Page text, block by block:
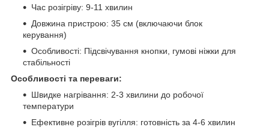
Час розігріву: 9-11 хвилин
Довжина пристрою: 35 см (включаючи блок
керування)
Особливості: Підсвічування кнопки, гумові ніжки для
стабільності
Особливості та переваги:
Швидке нагрівання: 2-3 хвилини до робочої
температури
Ефективне розігрів вугілля: готовність за 4-6 хвилин